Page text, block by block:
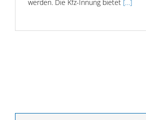
werden. Die Kfz-Innung bietet […]